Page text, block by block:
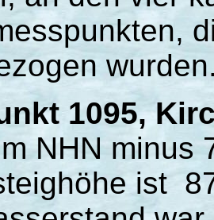
1095,
NHN minus
ist